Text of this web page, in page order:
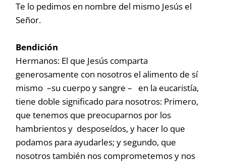
Te lo pedimos en nombre del mismo Jesús el
Señor.
Bendición
Hermanos: El que Jesús comparta
generosamente con nosotros el alimento de sí
mismo –su cuerpo y sangre – en la eucaristía,
tiene doble significado para nosotros: Primero,
que tenemos que preocuparnos por los
hambrientos y desposeídos, y hacer lo que
podamos para ayudarles; y segundo, que
nosotros también nos comprometemos y nos